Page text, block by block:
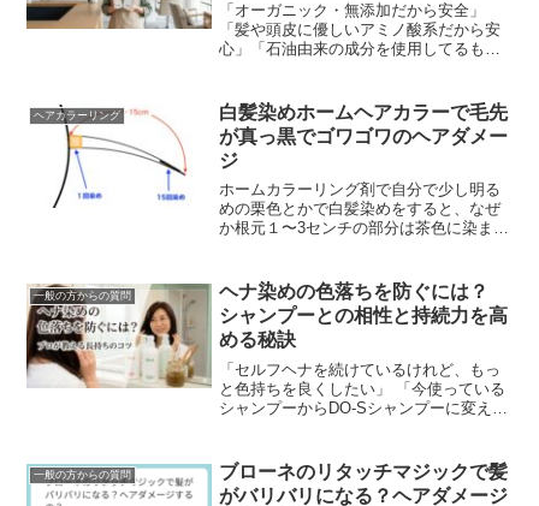
「オーガニック・無添加だから安全」
「髪や頭皮に優しいアミノ酸系だから安
心」「石油由来の成分を使用してるもの
握る美容師たちが本当に...
ヘアカラーリング
白髪染めホームヘアカラーで毛先
が真っ黒でゴワゴワのヘアダメー
ジ
ホームカラーリング剤で自分で少し明る
めの栗色とかで白髪染めをすると、なぜ
か根元１〜3センチの部分は茶色に染まっ
かも毛先はゴワゴワ...
一般の方からの質問
ヘナ染めの色落ちを防ぐには？
シャンプーとの相性と持続力を高
める秘訣
「セルフヘナを続けているけれど、もっ
と色持ちを良くしたい」 「今使っている
シャンプーからDO-Sシャンプーに変えた
にキープするか...
一般の方からの質問
ブローネのリタッチマジックで髪
がバリバリになる？ヘアダメージ